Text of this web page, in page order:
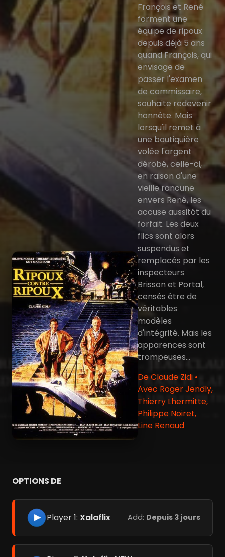
François et René
forment une
équipe de ripoux
depuis déjà 5 ans
quand François, qui
envisage de
passer l'examen
de commissaire,
souhaite redevenir
honnête. Mais
lorsqu'il remet à
une boutiquière
volée l'argent
dérobé, celle-ci,
en raison d'une
vieille rancune
envers René, les
accuse aussitôt du
forfait. Les deux
flics sont alors
suspendus et
remplacés par les
inspecteurs
Brisson et Portal,
censés être de
véritables
modèles
d'intégrité. Mais les
apparences sont
trompeuses...
De Claude Zidi •
Avec Roger Jendly,
Thierry Lhermitte,
Philippe Noiret,
Line Renaud
OPTIONS DE
Player 1: Xalaflix Add: Depuis 3 jours